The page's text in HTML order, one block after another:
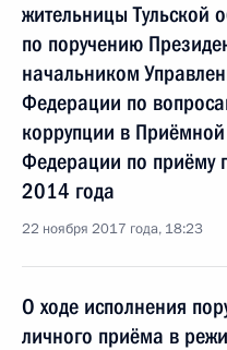
жительницы Тульской
по поручению
начальником
Федерации по
коррупции в
Федерации по приёму
2014 года
22 ноября 2017 года, 18:23
О ходе исполнения
личного приёма в